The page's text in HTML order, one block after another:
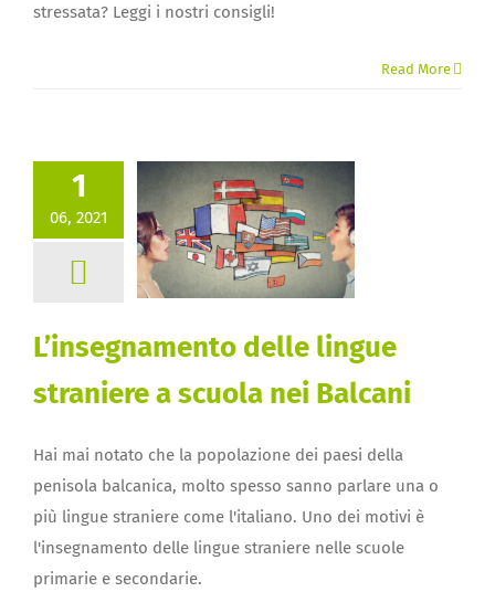
stressata? Leggi i nostri consigli!
Read More
1
06, 2021
L’insegnamento delle lingue
straniere a scuola nei Balcani
Hai mai notato che la popolazione dei paesi della
penisola balcanica, molto spesso sanno parlare una o
più lingue straniere come l'italiano. Uno dei motivi è
l'insegnamento delle lingue straniere nelle scuole
primarie e secondarie.